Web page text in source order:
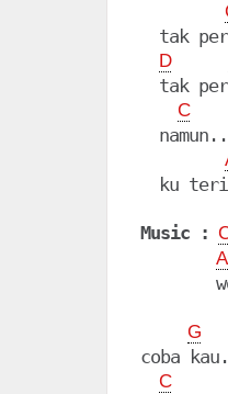
tak
D
tak
C
ku
Music :
G
coba
C